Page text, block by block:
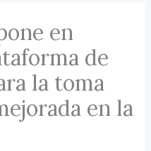
en
de
la toma
en la